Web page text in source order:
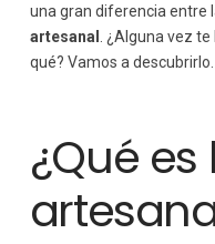
una gran diferencia entre
artesanal
. ¿Alguna vez
qué? Vamos a descubrirlo.
¿Qué